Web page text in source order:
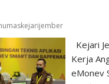
Kejari
Kerja
eMonev